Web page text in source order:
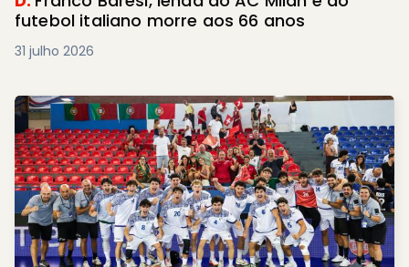
futebol italiano morre aos 66 anos
31 julho 2026